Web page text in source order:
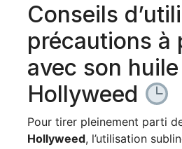
Conseils
précautions à
avec son
Hollyweed
Pour tirer pleinement parti
Hollyweed, l’utilisation